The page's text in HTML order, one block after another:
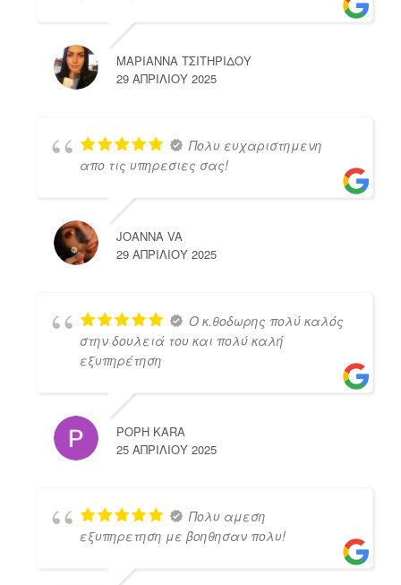
ΜΑΡΙΑΝΝΑ ΤΣΙΤΗΡΙΔΟΥ
29 ΑΠΡΙΛΊΟΥ 2025
Πολυ ευχαριστημενη
απο τις υπηρεσιες σας!
JOANNA VA
29 ΑΠΡΙΛΊΟΥ 2025
Ο κ.θοδωρης πολύ καλός
στην δουλειά του και πολύ καλή
εξυπηρέτηση
POPH KARA
25 ΑΠΡΙΛΊΟΥ 2025
Πολυ αμεση
εξυπηρετηση με βοηθησαν πολυ!